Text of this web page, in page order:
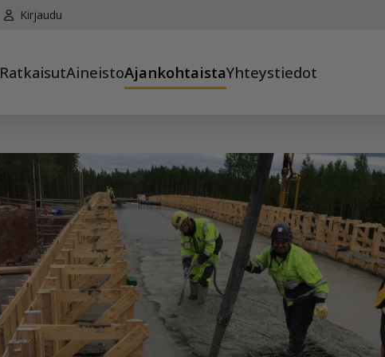
Kirjaudu
RatkaisutAineistoAjankohtaistaYhteystiedot